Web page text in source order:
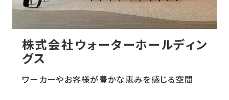
株式会社ウォーターホールディン
グス
ワーカーやお客様が豊かな恵みを感じる空間